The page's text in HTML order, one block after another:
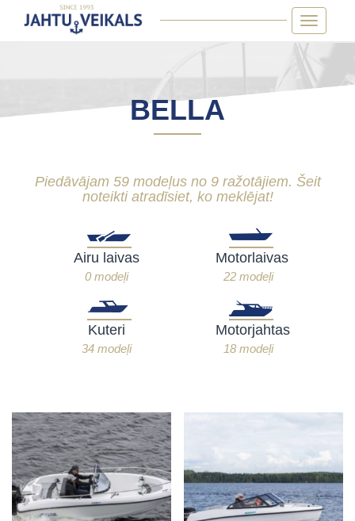
Toggle
BELLA
Piedāvājam 59 modeļus no 9 ražotājiem. Šeit
noteikti atradīsiet, ko meklējat!
Airu laivas
0 modeļi
Motorlaivas
22 modeļi
Kuteri
34 modeļi
Motorjahtas
18 modeļi